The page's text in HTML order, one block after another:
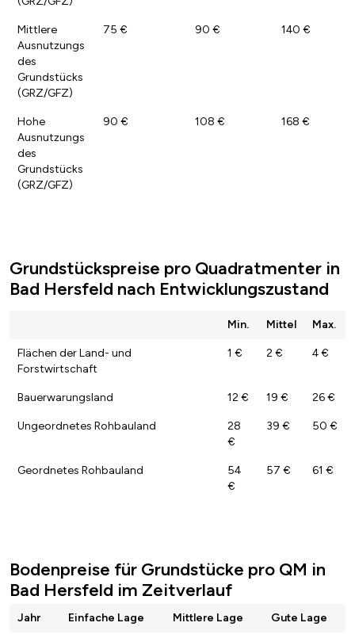
Mittlere
Ausnutzungs
des
Grundstücks
(GRZ/GFZ)
75 € 90 € 140 €
Hohe
Ausnutzungs
des
Grundstücks
(GRZ/GFZ)
90 € 108 € 168 €
Grundstückspreise pro Quadratmenter in
Bad Hersfeld nach Entwicklungszustand
Min. Mittel Max.
Flächen der Land- und
Forstwirtschaft
1 € 2 € 4 €
Bauerwarungsland 12 € 19 € 26 €
Ungeordnetes Rohbauland
28
€
39 € 50 €
Geordnetes Rohbauland
54
€
57 € 61 €
Bodenpreise für Grundstücke pro QM in
Bad Hersfeld im Zeitverlauf
Jahr Einfache Lage Mittlere Lage Gute Lage